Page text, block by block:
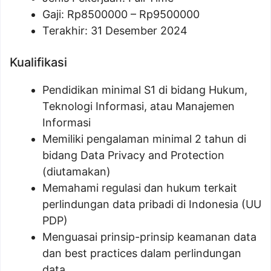
Gaji: Rp8500000 – Rp9500000
Terakhir: 31 Desember 2024
Kualifikasi
Pendidikan minimal S1 di bidang Hukum,
Teknologi Informasi, atau Manajemen
Informasi
Memiliki pengalaman minimal 2 tahun di
bidang Data Privacy and Protection
(diutamakan)
Memahami regulasi dan hukum terkait
perlindungan data pribadi di Indonesia (UU
PDP)
Menguasai prinsip-prinsip keamanan data
dan best practices dalam perlindungan